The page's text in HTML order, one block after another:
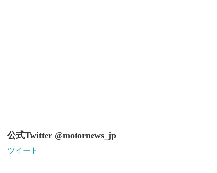
公式Twitter @motornews_jp
ツイート